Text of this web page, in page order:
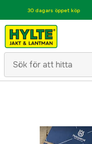
30 dagars öppet köp